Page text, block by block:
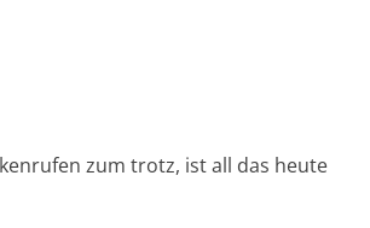
zum trotz, ist all das heute